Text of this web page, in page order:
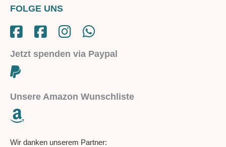
FOLGE UNS
Jetzt spenden via Paypal
Unsere Amazon Wunschliste
Wir danken unserem Partner: